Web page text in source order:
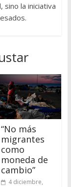
sino la iniciativa
“No más
migrantes
como
moneda de
cambio”
4 diciembre,